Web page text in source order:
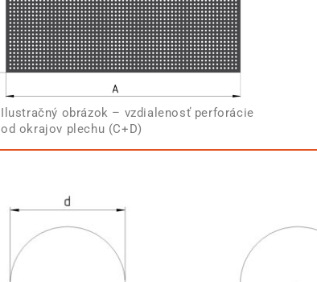
Ilustračný obrázok – vzdialenosť perforácie
od okrajov plechu (C+D)